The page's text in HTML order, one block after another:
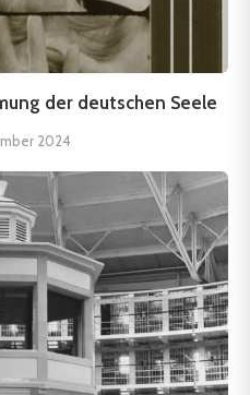
der deutschen Seele
2024